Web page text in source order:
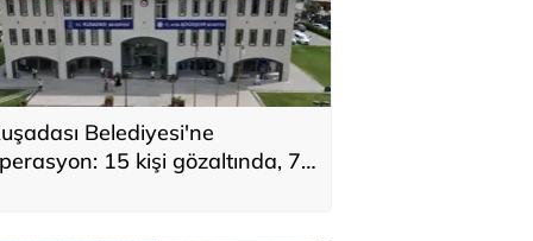
Belediyesi'ne
15 kişi gözaltında, 7